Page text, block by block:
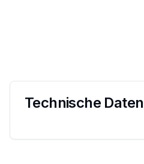
Technische Daten